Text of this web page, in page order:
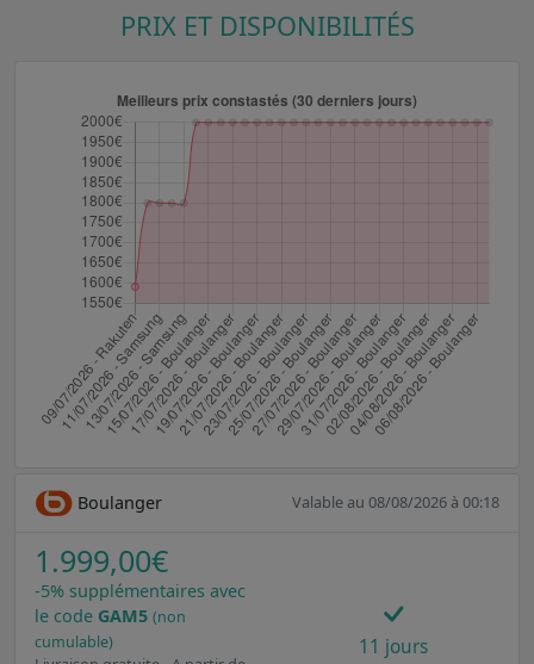
PRIX ET DISPONIBILITÉS
Boulanger Valable au 08/08/2026 à 00:18
1.999,00€
-5% supplémentaires avec
le code GAM5 (non
cumulable)
11 jours